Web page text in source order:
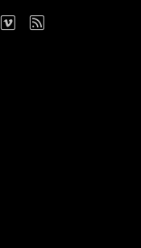
Vimeo RSS